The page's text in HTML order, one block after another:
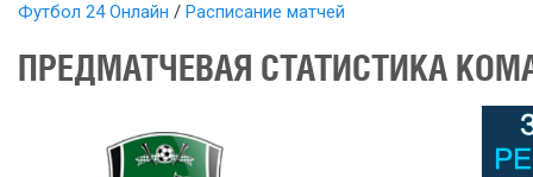
Футбол 24 Онлайн Расписание матчей
ПРЕДМАТЧЕВАЯ СТАТИСТИКА